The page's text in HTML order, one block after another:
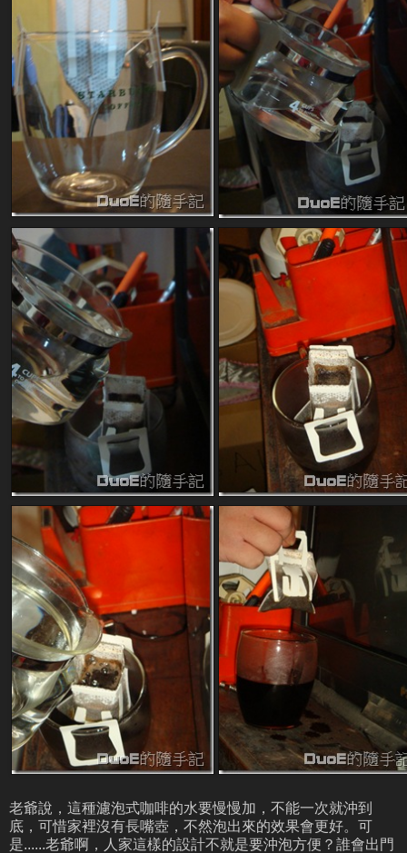
老爺說，這種濾泡式咖啡的水要慢慢加，不能一次就沖到
底，可惜家裡沒有長嘴壺，不然泡出來的效果會更好。可
是......老爺啊，人家這樣的設計不就是要沖泡方便？誰會出門